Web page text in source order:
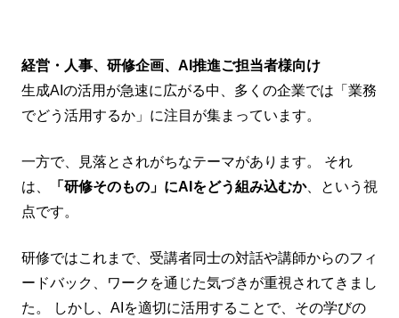
経営・人事、研修企画、AI推進ご担当者様向け
生成AIの活用が急速に広がる中、多くの企業では「業務
でどう活用するか」に注目が集まっています。
一方で、見落とされがちなテーマがあります。 それ
は、
「研修そのもの」にAIをどう組み込むか、という視
点です。
研修ではこれまで、受講者同士の対話や講師からのフィ
ードバック、ワークを通じた気づきが重視されてきまし
た。 しかし、AIを適切に活用することで、その学びの